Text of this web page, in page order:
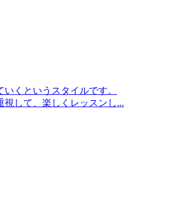
くというスタイルです。
して、楽しくレッスンし...